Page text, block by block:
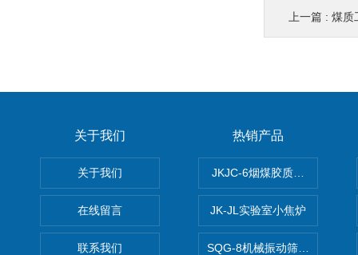
上一篇 : 煤质
关于我们
关于我们
在线留言
联系我们
热销产品
JKJC-6烟煤胶质层Y值测定仪
JK-JL实验室小焦炉
SQG-8机械振动筛煤焦化验设